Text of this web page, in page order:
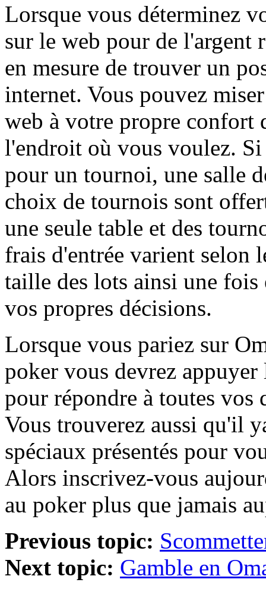
Lorsque vous déterminez
sur le web pour de l'argent
en mesure de trouver un
internet. Vous pouvez
web à votre propre confort
l'endroit où vous voulez.
pour un tournoi, une salle
choix de tournois sont
une seule table et des
frais d'entrée varient selon
taille des lots ainsi une fois
vos propres décisions.
Lorsque vous pariez sur
poker vous devrez
pour répondre à toutes vos
Vous trouverez aussi qu'il
spéciaux présentés pour
Alors inscrivez-vous
au poker plus que jamais
Previous topic:
Next topic: Gamble en